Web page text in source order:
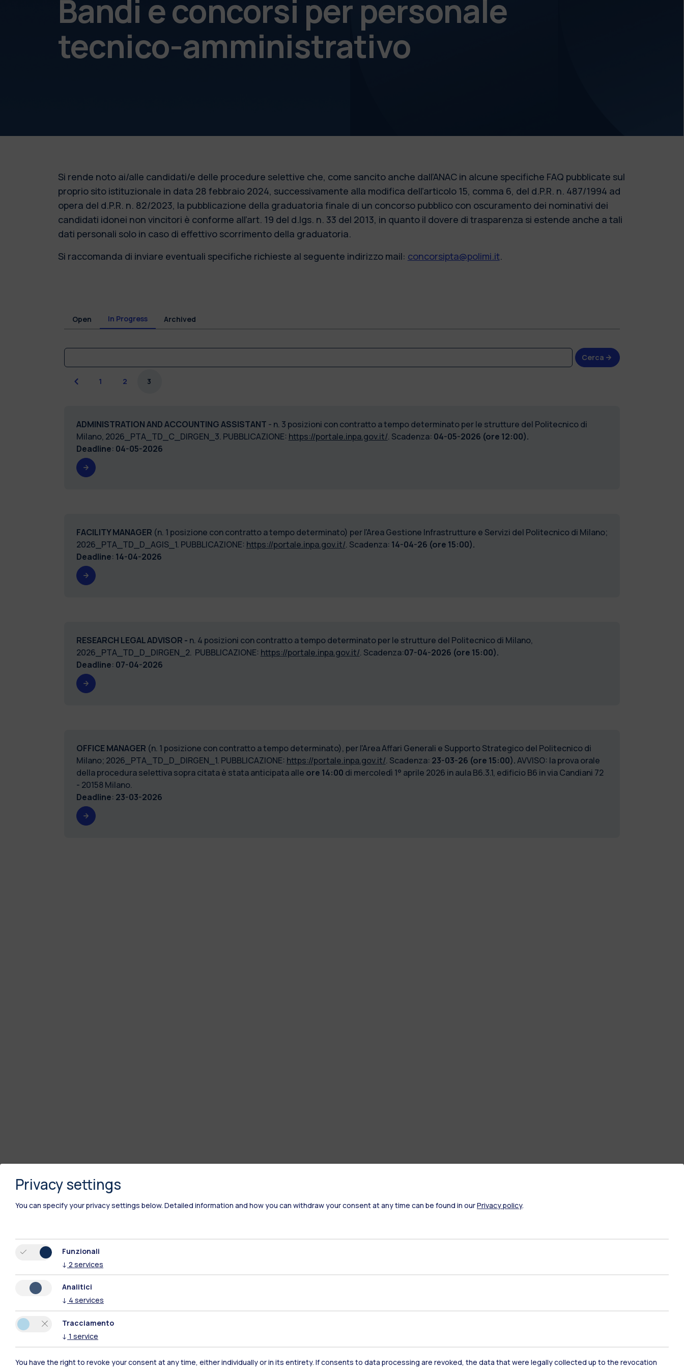
Bandi e concorsi per personale
tecnico-amministrativo
Si rende noto ai/alle candidati/e delle procedure selettive che, come sancito anche dall’ANAC in alcune specifiche FAQ pubblicate sul
proprio sito istituzionale in data 28 febbraio 2024, successivamente alla modifica dell’articolo 15, comma 6, del d.P.R. n. 487/1994 ad
opera del d.P.R. n. 82/2023, la pubblicazione della graduatoria finale di un concorso pubblico con oscuramento dei nominativi dei
candidati idonei non vincitori è conforme all’art. 19 del d.lgs. n. 33 del 2013, in quanto il dovere di trasparenza si estende anche a tali
dati personali solo in caso di effettivo scorrimento della graduatoria.
Si raccomanda di inviare eventuali specifiche richieste al seguente indirizzo mail: concorsipta@polimi.it.
Open In Progress Archived
Cerca
Previous
1 2 3
ADMINISTRATION AND ACCOUNTING ASSISTANT - n. 3 posizioni con contratto a tempo determinato per le strutture del Politecnico di
Milano, 2026_PTA_TD_C_DIRGEN_3. PUBBLICAZIONE: https://portale.inpa.gov.it/. Scadenza: 04-05-2026 (ore 12:00).
Deadline: 04-05-2026
FACILITY MANAGER (n. 1 posizione con contratto a tempo determinato) per l'Area Gestione Infrastrutture e Servizi del Politecnico di Milano;
2026_PTA_TD_D_AGIS_1. PUBBLICAZIONE: https://portale.inpa.gov.it/. Scadenza: 14-04-26 (ore 15:00).
Deadline: 14-04-2026
RESEARCH LEGAL ADVISOR - n. 4 posizioni con contratto a tempo determinato per le strutture del Politecnico di Milano,
2026_PTA_TD_D_DIRGEN_2. PUBBLICAZIONE: https://portale.inpa.gov.it/. Scadenza:07-04-2026 (ore 15:00).
Deadline: 07-04-2026
OFFICE MANAGER (n. 1 posizione con contratto a tempo determinato), per l'Area Affari Generali e Supporto Strategico del Politecnico di
Milano; 2026_PTA_TD_D_DIRGEN_1. PUBBLICAZIONE: https://portale.inpa.gov.it/. Scadenza: 23-03-26 (ore 15:00).AVVISO: la prova orale
della procedura selettiva sopra citata è stata anticipataalle ore 14:00 di mercoledì 1° aprile 2026 in aula B6.3.1, edificio B6 in via Candiani 72
- 20158 Milano.
Deadline: 23-03-2026
Polimi Community
Tutti i siti dell’ecosistema
Alumni Webeep Sport Pok
Privacy settings
You can specify your privacy settings below. Detailed information and how you can withdraw your consent at any time can be found in ourPrivacy policy.
Funzionali
↓ 2 services
Analitici
↓ 4 services
Tracciamento
↓ 1 service
You have the right to revoke your consent at any time, either individually or in its entirety. If consents to data processing are revoked, the data that were legally collected up to the revocation